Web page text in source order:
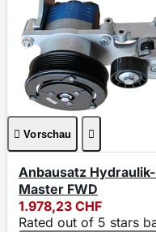
 Vorschau 
Anbausatz
Master FWD
1.978,23 CHF
Rated out of 5 stars